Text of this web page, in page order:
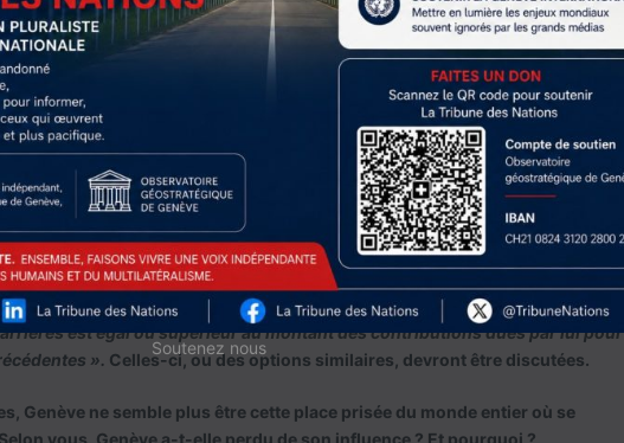
ordinaire de l’ONU qu’en termes d’opérations de maintien de la paix.
à la traîne, y compris le deuxième plus grand contributeur. Les règles
de soumettre toute proposition à l’approbation de la Cinquième
place à la flexibilité de gestion.
pour améliorer la situation financière de l’ONU. Certaines mesures sont
; tels que le passage d’une budgétisation semestrielle à une
la centralisation de la trésorerie pour les missions de maintien de la paix.
l’augmentation des contributions annuelles aux réserves de l’ONU et
au-delà duquel les États perdent leur vote à l’Assemblée générale. À l’heure
dispose que «Tout Membre de l’Organisation des Nations Unies qui est en
contributions financières à l’Organisation n’a pas droit de vote à l’Assemblée
est égal ou supérieur au montant des contributions dues par lui pour
». Celles-ci, ou des options similaires, devront être discutées.
Genève ne semble plus être cette place prisée du monde entier où se
vous, Genève a-t-elle perdu de son influence ? Et pourquoi ?
Soutenez nous